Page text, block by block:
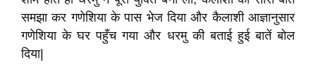
समझा कर गणेशिया के पास भेज दिया और कैलाशी आज्ञानुसार
गणेशिया के घर पहुँच गया और धरमु की बताई हुई बातें बोल
दिया|